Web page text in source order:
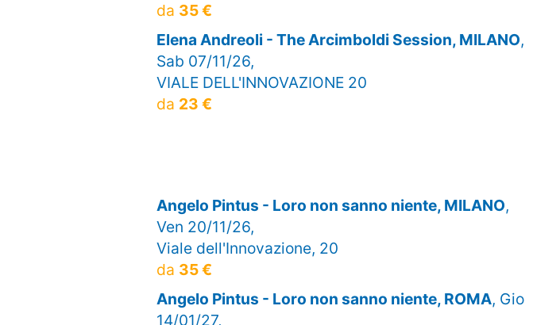
da 35 €
Elena Andreoli - The Arcimboldi Session, MILANO,
Sab 07/11/26,
VIALE DELL'INNOVAZIONE 20
da 23 €
Angelo Pintus - Loro non sanno niente, MILANO,
Ven 20/11/26,
Viale dell'Innovazione, 20
da 35 €
Angelo Pintus - Loro non sanno niente, ROMA, Gio
14/01/27,